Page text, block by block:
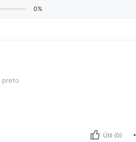
0%
preto
Útil (0)